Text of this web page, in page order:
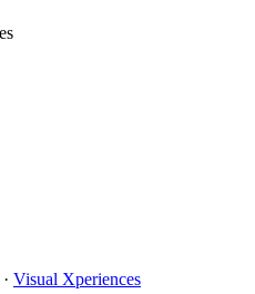
· Visual Xperiences